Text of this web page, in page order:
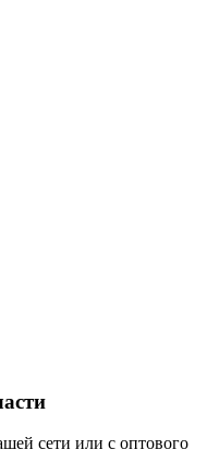
сети или с оптового